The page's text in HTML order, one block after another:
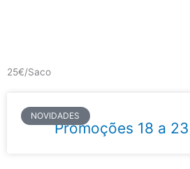
25€/Saco
NOVIDADES
Promoções 18 a